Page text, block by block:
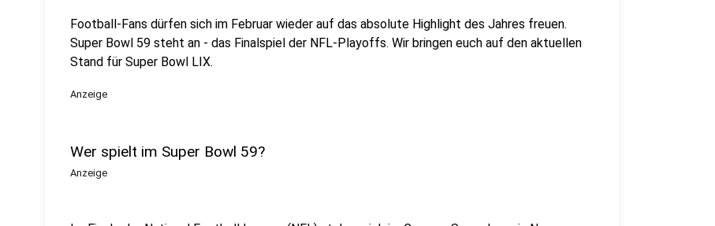
Football-Fans dürfen sich im Februar wieder auf das absolute Highlight des Jahres freuen.
Super Bowl 59 steht an - das Finalspiel der NFL-Playoffs. Wir bringen euch auf den aktuellen
Stand für Super Bowl LIX.
Anzeige
Wer spielt im Super Bowl 59?
Anzeige